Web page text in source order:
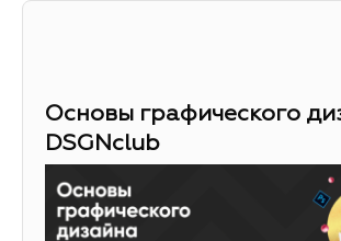
Основы графического
DSGNclub